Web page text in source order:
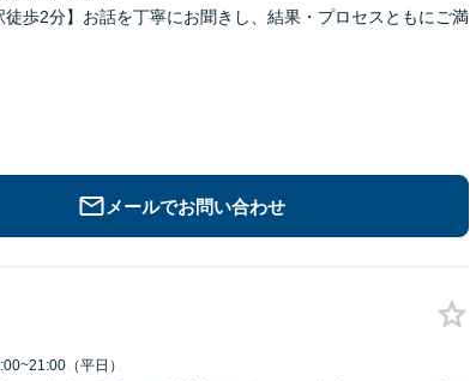
歩2分】お話を丁寧にお聞きし、結果・プロセスともにご満
メールでお問い合わせ
（平日）